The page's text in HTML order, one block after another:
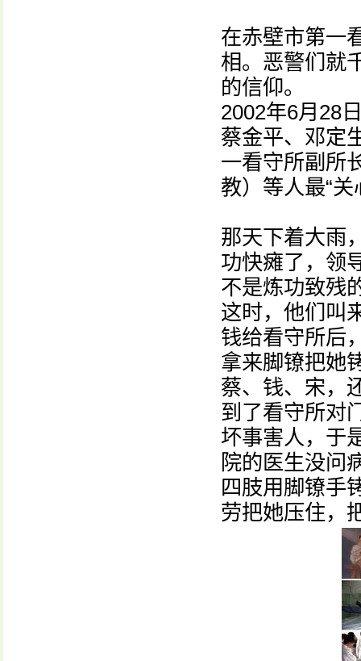
在赤壁市第一
相。恶警们就
的信仰。
2002年6月28
蔡金平、邓定
一看守所副所
教）等人最“
那天下着大雨
功快瘫了，领
不是炼功致残
这时，他们叫
钱给看守所后
拿来脚镣把她
蔡、钱、宋，
到了看守所对
坏事害人，于
院的医生没问
四肢用脚镣手
劳把她压住，